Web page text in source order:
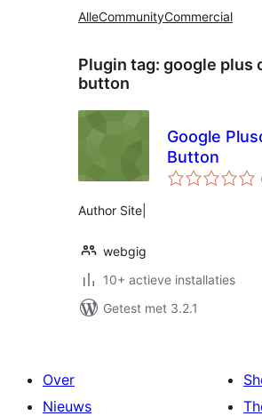
AlleCommunityCommercial
Plugin tag: google plus
button
Google
Button
Author Site|
webgig
10+ actieve installaties
Getest met 3.2.1
Over
Nieuws